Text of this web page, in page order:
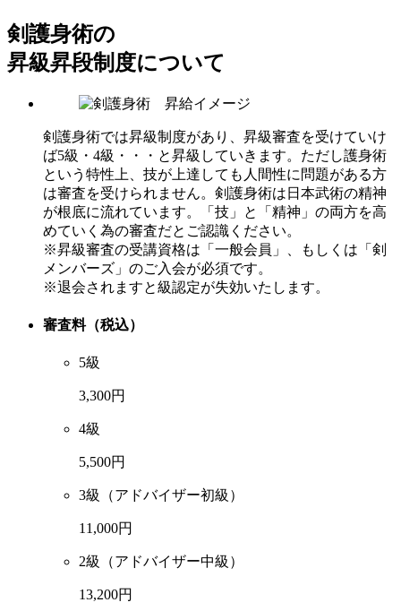
剣護身術の
昇級昇段制度について
剣護身術では昇級制度があり、昇級審査を受けていけ
ば5級・4級・・・と昇級していきます。ただし護身術
という特性上、技が上達しても人間性に問題がある方
は審査を受けられません。剣護身術は日本武術の精神
が根底に流れています。「技」と「精神」の両方を高
めていく為の審査だとご認識ください。
※昇級審査の受講資格は「一般会員」、もしくは「剣
メンバーズ」のご入会が必須です。
※退会されますと級認定が失効いたします。
審査料（税込）
5級
3,300円
4級
5,500円
3級（アドバイザー初級）
11,000円
2級（アドバイザー中級）
13,200円